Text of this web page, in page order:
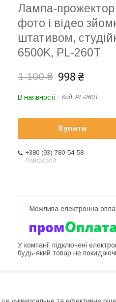
Лампа-прожектор
фото і відео
штативом,
6500K, PL-260T
1 100 ₴ 998 ₴
В наявності Код: PL-260T
Купити
+380 (93) 780-54-58
Лайфселл
У компанії підключені
будь-який товар не